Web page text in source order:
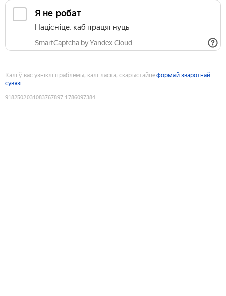
Я не робат
Націсніце, каб працягнуць
SmartCaptcha by Yandex Cloud
Калі ў вас узніклі праблемы, калі ласка, скарыстайцеформай зваротнай
сувязі
9182502031083767897:1786097384